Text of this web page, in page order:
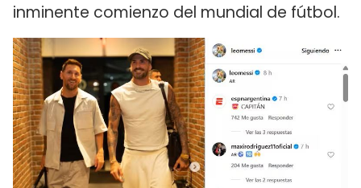
inminente comienzo del mundial de fútbol.